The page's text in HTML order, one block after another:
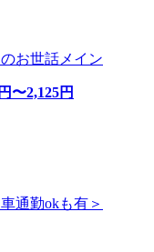
お世話メイン
円〜2,125円
通勤okも有＞